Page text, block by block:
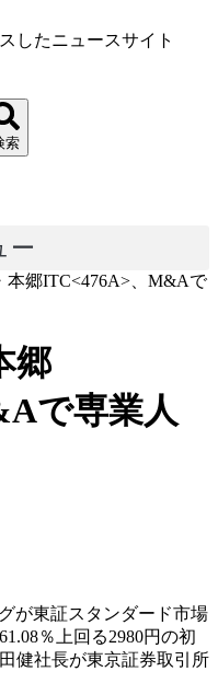
したニュースサイト
索
ー
本郷ITC<476A>、M&Aで
郷
で専業人
が東証スタンダード市場
％上回る2980円の初
健社長が東京証券取引所